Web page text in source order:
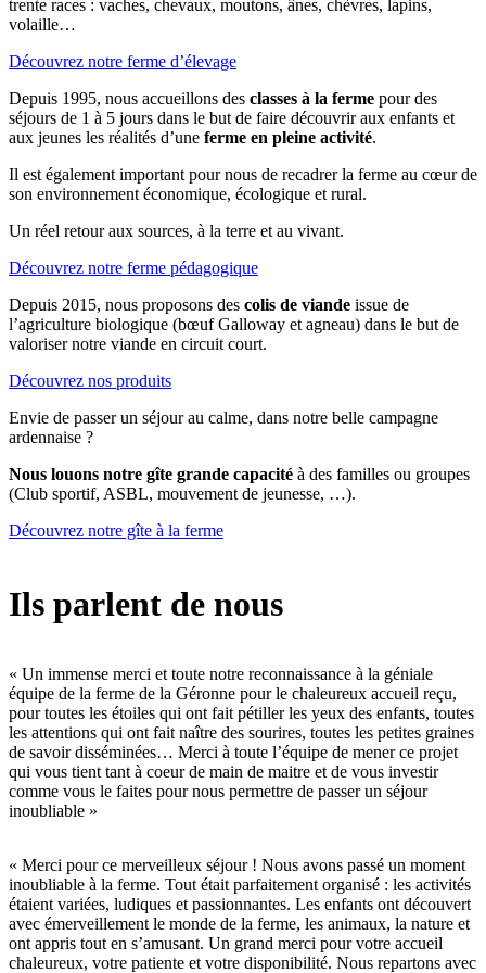
trente races : vaches, chevaux, moutons, ânes, chèvres, lapins,
volaille…
Découvrez notre ferme d’élevage
Depuis 1995, nous accueillons des classes à la ferme pour des
séjours de 1 à 5 jours dans le but de faire découvrir aux enfants et
aux jeunes les réalités d’une ferme en pleine activité.
Il est également important pour nous de recadrer la ferme au cœur de
son environnement économique, écologique et rural.
Un réel retour aux sources, à la terre et au vivant.
Découvrez notre ferme pédagogique
Depuis 2015, nous proposons des colis de viande issue de
l’agriculture biologique (bœuf Galloway et agneau) dans le but de
valoriser notre viande en circuit court.
Découvrez nos produits
Envie de passer un séjour au calme, dans notre belle campagne
ardennaise ?
Nous louons notre gîte grande capacité à des familles ou groupes
(Club sportif, ASBL, mouvement de jeunesse, …).
Découvrez notre gîte à la ferme
Ils parlent de nous
« Un immense merci et toute notre reconnaissance à la géniale
équipe de la ferme de la Géronne pour le chaleureux accueil reçu,
pour toutes les étoiles qui ont fait pétiller les yeux des enfants, toutes
les attentions qui ont fait naître des sourires, toutes les petites graines
de savoir disséminées… Merci à toute l’équipe de mener ce projet
qui vous tient tant à coeur de main de maitre et de vous investir
comme vous le faites pour nous permettre de passer un séjour
inoubliable »
« Merci pour ce merveilleux séjour ! Nous avons passé un moment
inoubliable à la ferme. Tout était parfaitement organisé : les activités
étaient variées, ludiques et passionnantes. Les enfants ont découvert
avec émerveillement le monde de la ferme, les animaux, la nature et
ont appris tout en s’amusant. Un grand merci pour votre accueil
chaleureux, votre patiente et votre disponibilité. Nous repartons avec